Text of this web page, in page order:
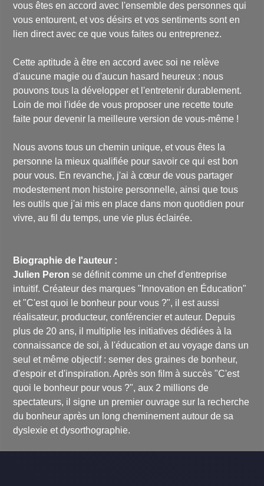
vous êtes en accord avec l'ensemble des personnes qui
vous entourent, et vos désirs et vos sentiments sont en
lien direct avec ce que vous faites ou entreprenez.
Cette aptitude à être en accord avec soi ne relève
d'aucune magie ou d'aucun hasard heureux : nous
pouvons tous la développer et l'entretenir durablement.
Loin de moi l'idée de vous proposer une recette toute
faite pour devenir la meilleure version de vous-même !
Nous avons tous un chemin unique, et vous êtes la
personne la mieux qualifiée pour savoir ce qui est bon
pour vous. En revanche, j'ai à cœur de vous partager
modestement mon histoire personnelle, ainsi que tous
les outils que j'ai mis en place dans mon quotidien pour
vivre, au fil du temps, une vie plus éclairée.
Biographie de l'auteur :
Julien Peron se définit comme un chef d'entreprise
intuitif. Créateur des marques "Innovation en Éducation"
et "C'est quoi le bonheur pour vous ?", il est aussi
réalisateur, producteur, conférencier et auteur. Depuis
plus de 20 ans, il multiplie les initiatives dédiées à la
connaissance de soi, à l'éducation et au voyage dans un
seul et même objectif : semer des graines de bonheur,
d'espoir et d'inspiration. Après son film à succès "C'est
quoi le bonheur pour vous ?", aux 2 millions de
spectateurs, il signe un premier ouvrage sur la recherche
du bonheur après un long cheminement autour de sa
dyslexie et dysorthographie.